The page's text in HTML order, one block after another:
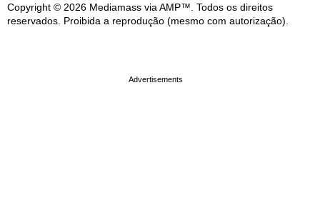
Copyright © 2026 Mediamass via AMP™. Todos os direitos
reservados. Proibida a reprodução (mesmo com autorização).